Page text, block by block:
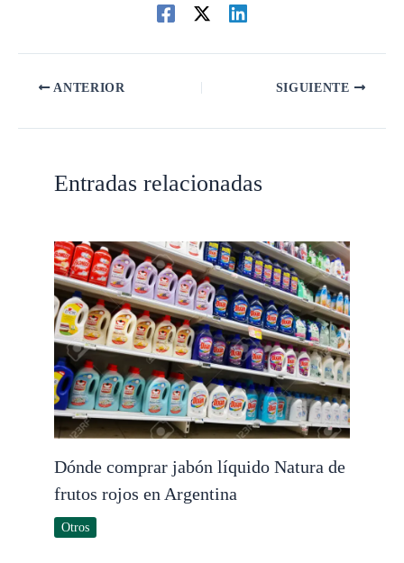
ANTERIOR SIGUIENTE
Entradas relacionadas
Dónde comprar jabón líquido Natura de
frutos rojos en Argentina
Otros